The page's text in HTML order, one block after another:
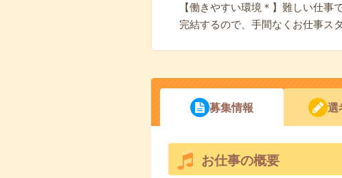
【働きやすい環境＊】難しい仕
完結するので、手間なくお仕事ス
募集情報 選
お仕事の概要